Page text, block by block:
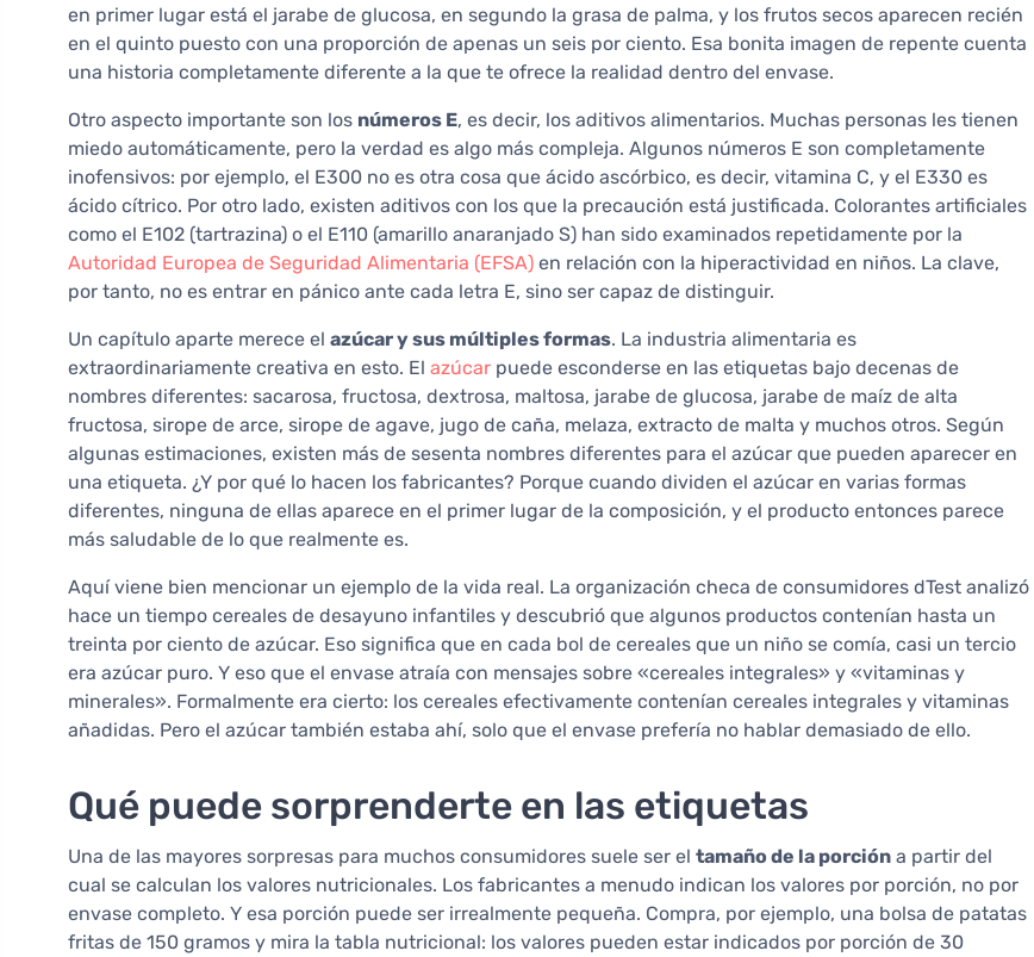
en primer lugar está el jarabe de glucosa, en segundo la grasa de palma, y los frutos secos aparecen recién
en el quinto puesto con una proporción de apenas un seis por ciento. Esa bonita imagen de repente cuenta
una historia completamente diferente a la que te ofrece la realidad dentro del envase.
Otro aspecto importante son los números E, es decir, los aditivos alimentarios. Muchas personas les tienen
miedo automáticamente, pero la verdad es algo más compleja. Algunos números E son completamente
inofensivos: por ejemplo, el E300 no es otra cosa que ácido ascórbico, es decir, vitamina C, y el E330 es
ácido cítrico. Por otro lado, existen aditivos con los que la precaución está justificada. Colorantes artificiales
como el E102 (tartrazina) o el E110 (amarillo anaranjado S) han sido examinados repetidamente por la
Autoridad Europea de Seguridad Alimentaria (EFSA) en relación con la hiperactividad en niños. La clave,
por tanto, no es entrar en pánico ante cada letra E, sino ser capaz de distinguir.
Un capítulo aparte merece el azúcar y sus múltiples formas. La industria alimentaria es
extraordinariamente creativa en esto. El azúcar puede esconderse en las etiquetas bajo decenas de
nombres diferentes: sacarosa, fructosa, dextrosa, maltosa, jarabe de glucosa, jarabe de maíz de alta
fructosa, sirope de arce, sirope de agave, jugo de caña, melaza, extracto de malta y muchos otros. Según
algunas estimaciones, existen más de sesenta nombres diferentes para el azúcar que pueden aparecer en
una etiqueta. ¿Y por qué lo hacen los fabricantes? Porque cuando dividen el azúcar en varias formas
diferentes, ninguna de ellas aparece en el primer lugar de la composición, y el producto entonces parece
más saludable de lo que realmente es.
Aquí viene bien mencionar un ejemplo de la vida real. La organización checa de consumidores dTest analizó
hace un tiempo cereales de desayuno infantiles y descubrió que algunos productos contenían hasta un
treinta por ciento de azúcar. Eso significa que en cada bol de cereales que un niño se comía, casi un tercio
era azúcar puro. Y eso que el envase atraía con mensajes sobre «cereales integrales» y «vitaminas y
minerales». Formalmente era cierto: los cereales efectivamente contenían cereales integrales y vitaminas
añadidas. Pero el azúcar también estaba ahí, solo que el envase prefería no hablar demasiado de ello.
Qué puede sorprenderte en las etiquetas
Una de las mayores sorpresas para muchos consumidores suele ser el tamaño de la porción a partir del
cual se calculan los valores nutricionales. Los fabricantes a menudo indican los valores por porción, no por
envase completo. Y esa porción puede ser irrealmente pequeña. Compra, por ejemplo, una bolsa de patatas
fritas de 150 gramos y mira la tabla nutricional: los valores pueden estar indicados por porción de 30